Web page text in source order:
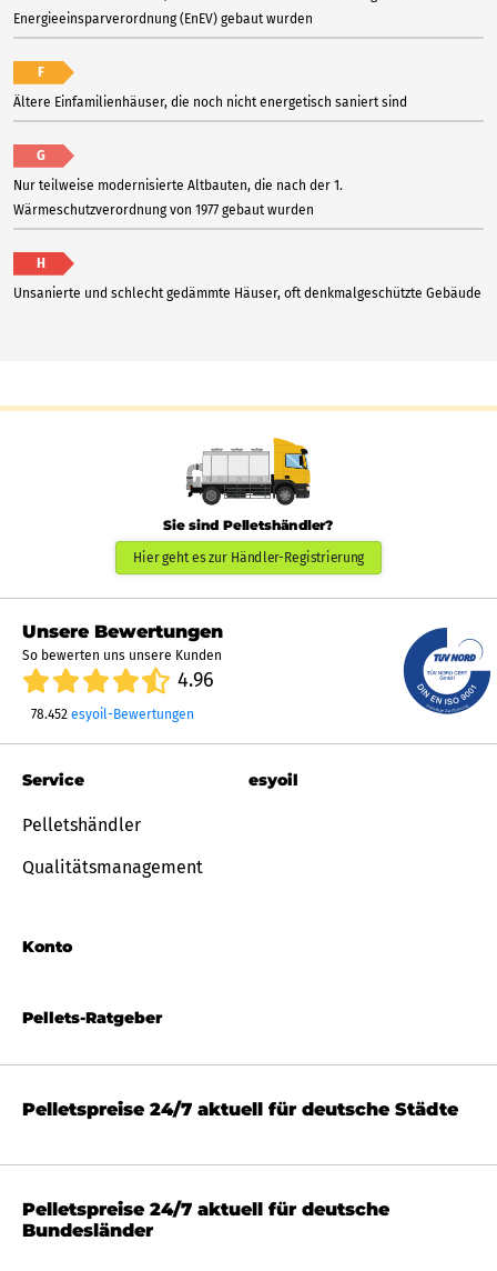
Energieeinsparverordnung (EnEV) gebaut wurden
F
Ältere Einfamilienhäuser, die noch nicht energetisch saniert sind
G
Nur teilweise modernisierte Altbauten, die nach der 1.
Wärmeschutzverordnung von 1977 gebaut wurden
H
Unsanierte und schlecht gedämmte Häuser, oft denkmalgeschützte Gebäude
Sie sind Pelletshändler?
Hier geht es zur Händler-Registrierung
Unsere Bewertungen
So bewerten uns unsere Kunden
4.96
78.452 esyoil-Bewertungen
Pellets-Ratgeber
Service
Pelletshändler
Qualitätsmanagement
Konto
esyoil
Pelletspreise 24/7 aktuell für deutsche Städte
Pelletspreise 24/7 aktuell für deutsche
Bundesländer